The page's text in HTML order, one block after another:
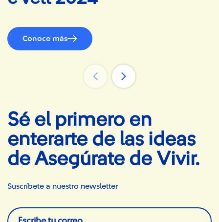
Conoce más
Sé el primero en
enterarte de las ideas
de Asegúrate de Vivir.
Suscríbete a nuestro newsletter